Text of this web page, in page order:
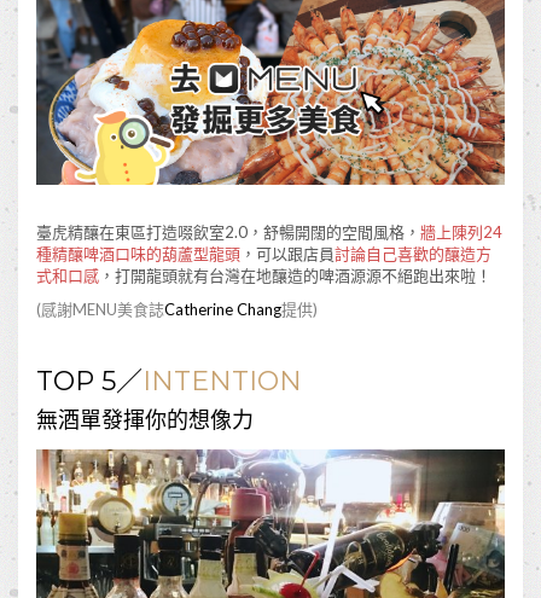
臺虎精釀在東區打造啜飲室2.0，舒暢開闊的空間風格， 牆上陳列24
種精釀啤酒口味的葫蘆型龍頭 ，可以跟店員討論自己喜歡的釀造方
式和口感 ，打開龍頭就有台灣在地釀造的啤酒源源不絕跑出來啦！
(感謝MENU美食誌Catherine Chang提供)
TOP 5／INTENTION
無酒單發揮你的想像力